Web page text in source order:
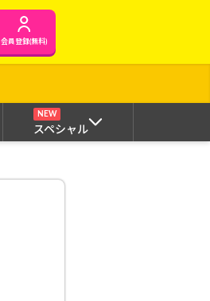
会員登録(無料)
NEW
スペシャル